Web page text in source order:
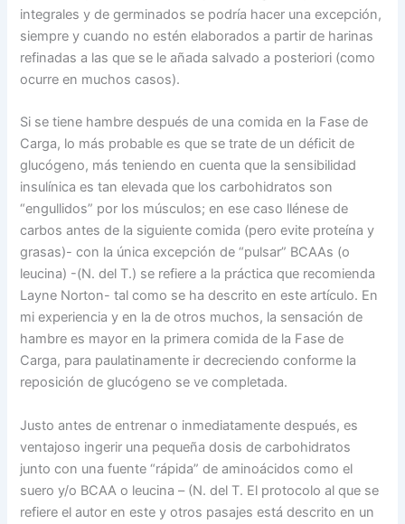
integrales y de germinados se podría hacer una excepción,
siempre y cuando no estén elaborados a partir de harinas
refinadas a las que se le añada salvado a posteriori (como
ocurre en muchos casos).
Si se tiene hambre después de una comida en la Fase de
Carga, lo más probable es que se trate de un déficit de
glucógeno, más teniendo en cuenta que la sensibilidad
insulínica es tan elevada que los carbohidratos son
“engullidos” por los músculos; en ese caso llénese de
carbos antes de la siguiente comida (pero evite proteína y
grasas)- con la única excepción de “pulsar” BCAAs (o
leucina) -(N. del T.) se refiere a la práctica que recomienda
Layne Norton- tal como se ha descrito en este artículo. En
mi experiencia y en la de otros muchos, la sensación de
hambre es mayor en la primera comida de la Fase de
Carga, para paulatinamente ir decreciendo conforme la
reposición de glucógeno se ve completada.
Justo antes de entrenar o inmediatamente después, es
ventajoso ingerir una pequeña dosis de carbohidratos
junto con una fuente “rápida” de aminoácidos como el
suero y/o BCAA o leucina – (N. del T. El protocolo al que se
refiere el autor en este y otros pasajes está descrito en un